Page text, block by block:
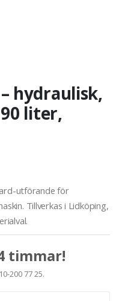
hydraulisk,
liter,
utförande för
Tillverkas i Lidköping,
timmar!
200 77 25.